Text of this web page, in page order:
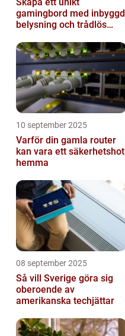
gamingbord med inbyggd
belysning och trådlös
10 september 2025
Varför din gamla router
kan vara ett säkerhetshot
hemma
08 september 2025
Så vill Sverige göra sig
oberoende av
amerikanska techjättar